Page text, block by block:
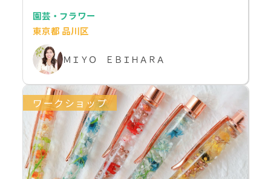
園芸・フラワー
東京都 品川区
ＭＩＹＯ ＥＢＩＨＡＲＡ
ワークショップ